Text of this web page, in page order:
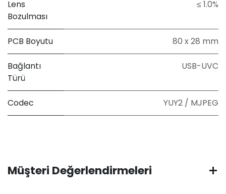
Lens
Bozulması
≤ 1.0%
PCB Boyutu 80 x 28 mm
Bağlantı
Türü
USB-UVC
Codec YUY2 / MJPEG
Müşteri Değerlendirmeleri